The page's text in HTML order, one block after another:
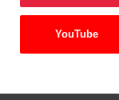
YouTube